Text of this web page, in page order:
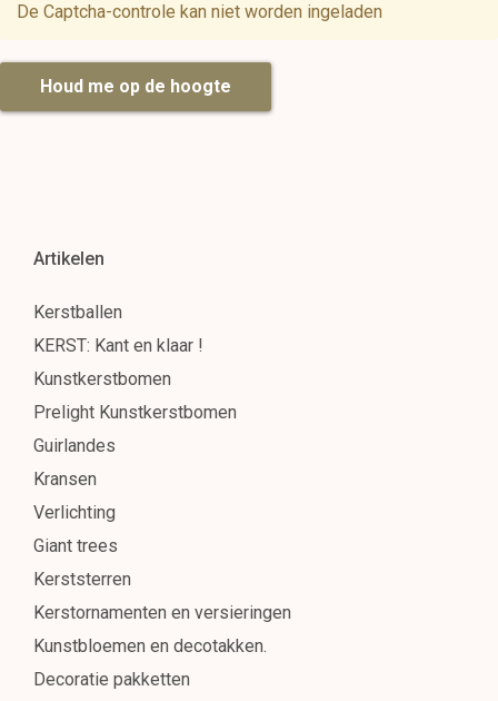
De Captcha-controle kan niet worden ingeladen
Houd me op de hoogte
Artikelen
Kerstballen
KERST: Kant en klaar !
Kunstkerstbomen
Prelight Kunstkerstbomen
Guirlandes
Kransen
Verlichting
Giant trees
Kerststerren
Kerstornamenten en versieringen
Kunstbloemen en decotakken.
Decoratie pakketten